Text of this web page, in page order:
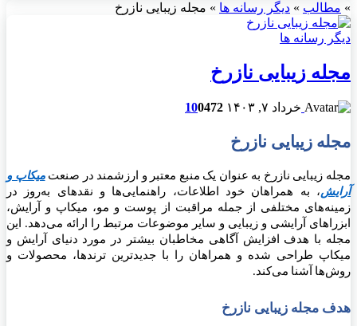
» مطالب » دیگر رسانه ها » مجله زیبایی نازرخ
دیگر رسانه ها
مجله زیبایی نازرخ
خرداد ۷, ۱۴۰۳ 100472
مجله زیبایی نازرخ
مجله زیبایی نازرخ به عنوان یک منبع معتبر و ارزشمند در صنعتمیکاپ و
آرایش، به همراهان خود اطلاعات، راهنمایی‌ها و نقدهای به‌روز در
زمینه‌های مختلفی از جمله مراقبت از پوست و مو، میکاپ و آرایش،
ابزراهای آرایشی و زیبایی و سایر موضوعات مرتبط را ارائه می‌دهد. این
مجله با هدف افزایش آگاهی مخاطبان بیشتر در مورد دنیای آرایش و
میکاپ طراحی شده و همراهان را با جدیدترین ترندها، محصولات و
روش‌ها آشنا می‌کند.
هدف مجله زیبایی نازرخ